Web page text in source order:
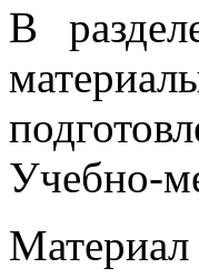
В
Учебно-
Материал